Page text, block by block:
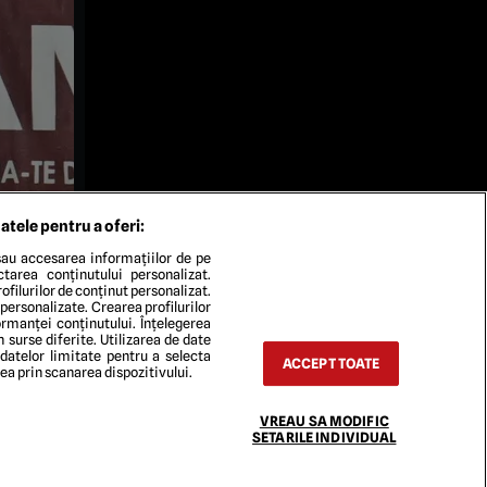
pentru a oferi:
accesarea informațiilor de pe
conținutului personalizat.
de conținut personalizat.
Crearea profilurilor
conținutului. Înțelegerea
diferite. Utilizarea de date
limitate pentru a selecta
prin scanarea dispozitivului.
ACCEPT TOATE
VREAU SA MODIFIC
SETARILE INDIVIDUAL